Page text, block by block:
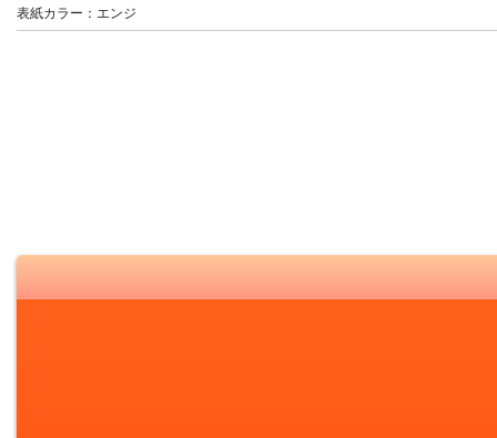
表紙カラー：エンジ